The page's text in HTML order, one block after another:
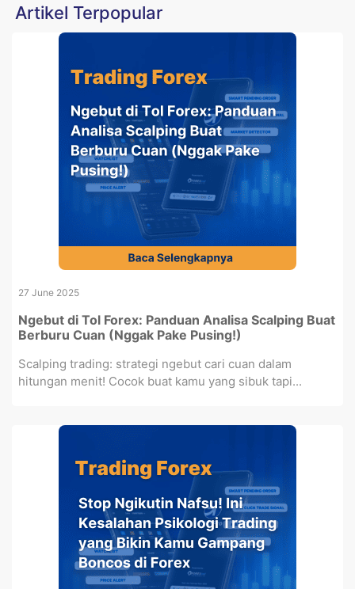
Artikel Terpopular
27 June 2025
Ngebut di Tol Forex: Panduan Analisa Scalping Buat
Berburu Cuan (Nggak Pake Pusing!)
Scalping trading: strategi ngebut cari cuan dalam
hitungan menit! Cocok buat kamu yang sibuk tapi...